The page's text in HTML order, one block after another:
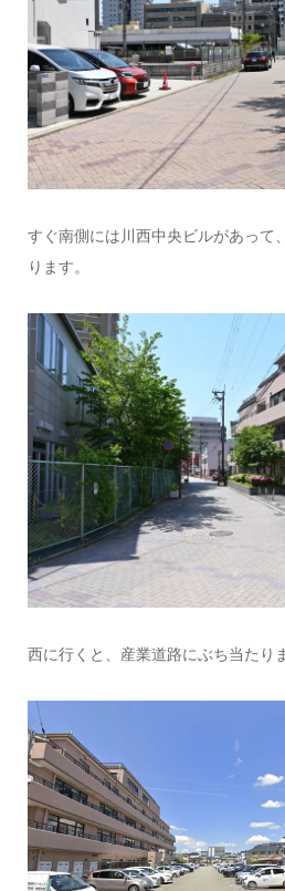
すぐ南側には川西中央ビルがあって
ります。
西に行くと、産業道路にぶち当たり